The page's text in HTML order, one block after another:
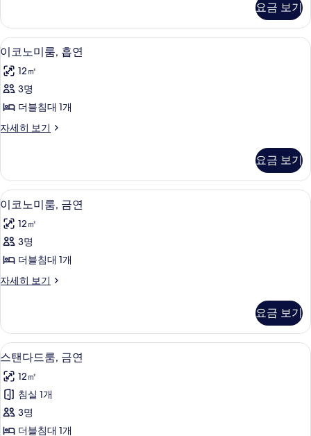
사
진
모
두
보
기
룸,
흡
연
자
세
히
기
요금 보기
이
코
노
미
흡
사
진
모
두
보
기
14
이코노미룸, 흡연
12㎡
3명
더블침대 1개
자세히 보기
이
룸,
흡
연
자
세
히
기
요금 보기
이
코
노
미
금
사
진
모
두
보
기
14
이코노미룸, 금연
12㎡
3명
더블침대 1개
자세히 보기
이
룸,
금
연
세
히
보
기
요금 보기
스
탠
다
드
룸,
14
스탠다드룸, 금연
12㎡
침실 1개
3명
더블침대 1개